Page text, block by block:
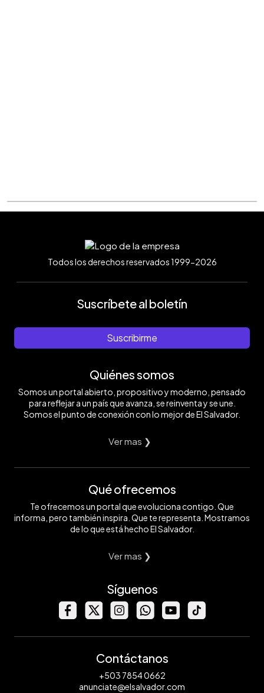
Todos los derechos reservados 1999-2026
Suscríbete al boletín
Suscribirme
Quiénes somos
Somos un portal abierto, propositivo y moderno, pensado
para reflejar a un país que avanza, se reinventa y se une.
Somos el punto de conexión con lo mejor de El Salvador.
Ver mas ❯
Qué ofrecemos
Te ofrecemos un portal que evoluciona contigo. Que
informa, pero también inspira. Que te representa. Mostramos
de lo que está hecho El Salvador.
Ver mas ❯
Síguenos
Contáctanos
+503 7854 0662
anunciate@elsalvador.com